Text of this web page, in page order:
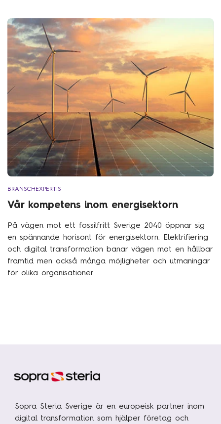
BRANSCHEXPERTIS
Vår kompetens inom energisektorn
På vägen mot ett fossilfritt Sverige 2040 öppnar sig
en spännande horisont för energisektorn. Elektrifiering
och digital transformation banar vägen mot en hållbar
framtid men också många möjligheter och utmaningar
för olika organisationer.
Sopra Steria Sverige är en europeisk partner inom
digital transformation som hjälper företag och